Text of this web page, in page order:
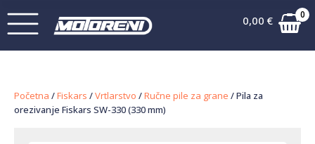
0,00 € 0
Početna /Fiskars /Vrtlarstvo /Ručne pile za grane / Pila za
orezivanje Fiskars SW-330 (330 mm)